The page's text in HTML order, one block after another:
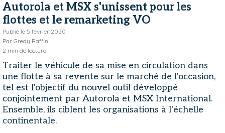
Autorola et MSX s'unissent pour les
flottes et le remarketing VO
Publié le 5 février 2020
Par Gredy Raffin
2 min de lecture
Traiter le véhicule de sa mise en circulation dans
une flotte à sa revente sur le marché de l'occasion,
tel est l'objectif du nouvel outil développé
conjointement par Autorola et MSX International.
Ensemble, ils ciblent les organisations à l'échelle
continentale.